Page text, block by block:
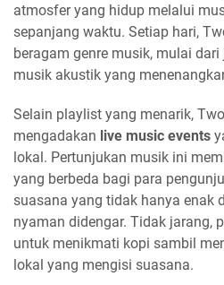
atmosfer yang hidup melalui
sepanjang waktu. Setiap hari,
beragam genre musik, mulai
musik akustik yang
Selain playlist yang menarik,
mengadakan live music events
lokal. Pertunjukan musik ini
yang berbeda bagi para
suasana yang tidak hanya enak
nyaman didengar. Tidak jarang,
untuk menikmati kopi sambil
lokal yang mengisi suasana.